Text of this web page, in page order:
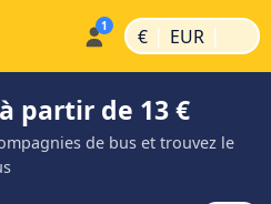
€ | EUR |
partir de 13 €
de bus et trouvez le